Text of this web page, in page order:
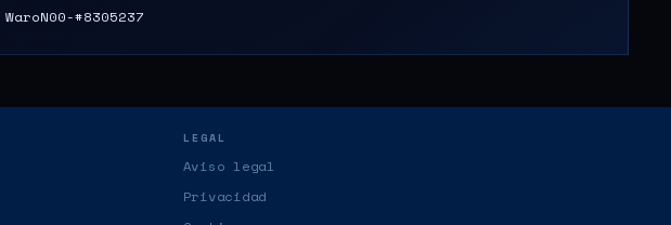
WaroN00-#8305237
LEGAL
Aviso legal
Privacidad